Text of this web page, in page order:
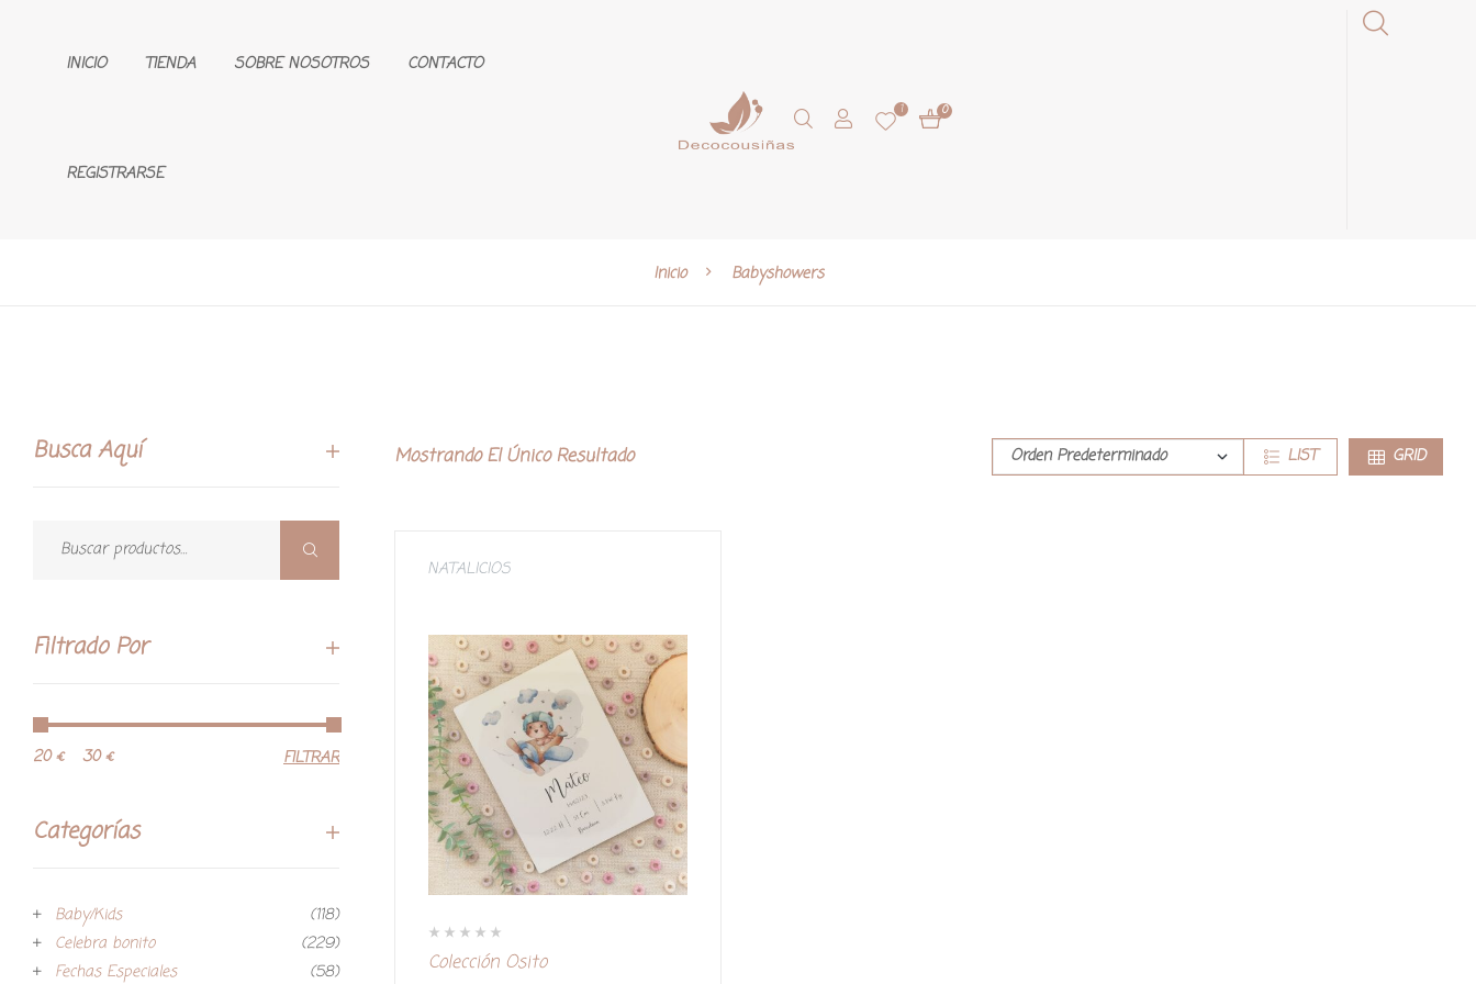
INICIO TIENDA SOBRE NOSOTROS CONTACTO
REGISTRARSE
1 0
Inicio Babyshowers
Mostrando El Único Resultado LIST GRID
NATALICIOS
Colección Osito
a
Busca Aquí
Filtrado Por
FILTRAR
20 € 30 €
Categorías
Baby/Kids
(118)
Celebra bonito
(229)
Fechas Especiales
(58)